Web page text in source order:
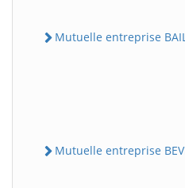
Mutuelle entreprise
Mutuelle entreprise